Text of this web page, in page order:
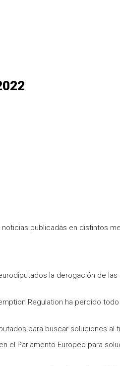
publicadas en distintos
eurodiputados la derogación de
Regulation ha perdido
para buscar soluciones al
el Parlamento Europeo para